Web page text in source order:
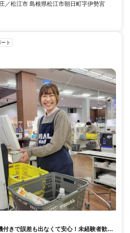
／松江市 島根県松江市朝日町字伊勢宮
ト
付きで誤差も出なくて安心！未経験者歓